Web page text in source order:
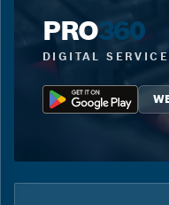
PRO360
DIGITAL